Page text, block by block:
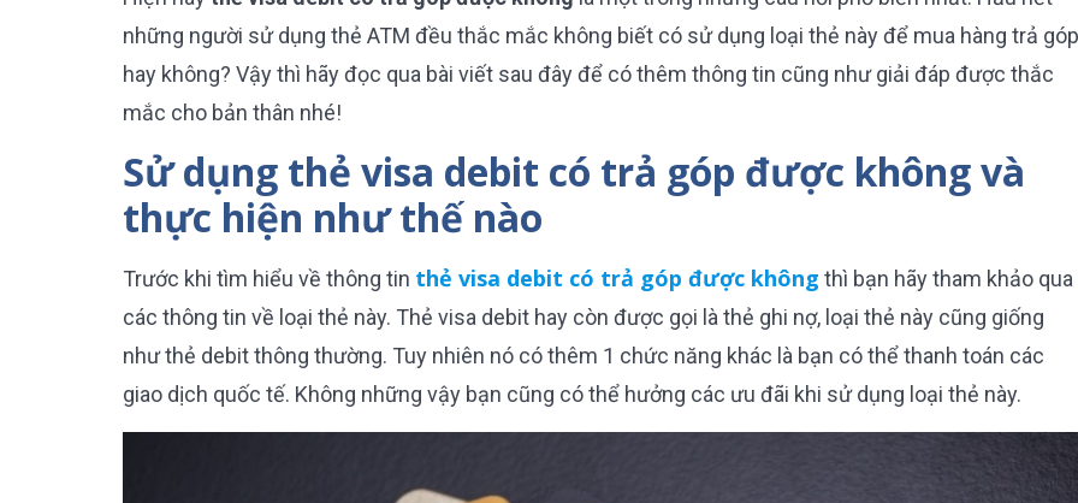
những người sử dụng thẻ ATM đều thắc mắc không biết có sử dụng loại thẻ này để mua hàng trả góp
hay không? Vậy thì hãy đọc qua bài viết sau đây để có thêm thông tin cũng như giải đáp được thắc
mắc cho bản thân nhé!
Sử dụng thẻ visa debit có trả góp được không và
thực hiện như thế nào
Trước khi tìm hiểu về thông tin thẻ visa debit có trả góp được không thì bạn hãy tham khảo qua
các thông tin về loại thẻ này. Thẻ visa debit hay còn được gọi là thẻ ghi nợ, loại thẻ này cũng giống
như thẻ debit thông thường. Tuy nhiên nó có thêm 1 chức năng khác là bạn có thể thanh toán các
giao dịch quốc tế. Không những vậy bạn cũng có thể hưởng các ưu đãi khi sử dụng loại thẻ này.